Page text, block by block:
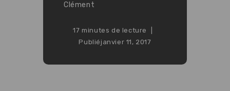
Clément
17 minutes de lecture
Publié janvier 11, 2017